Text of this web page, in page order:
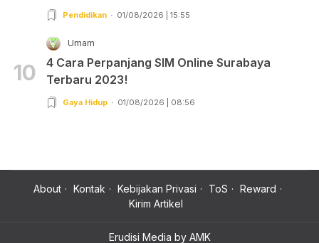
Pendidikan 01/08/2026 | 15:55
10
Umam
4 Cara Perpanjang SIM Online Surabaya
Terbaru 2023!
Gaya Hidup 01/08/2026 | 08:56
About Kontak Kebijakan Privasi ToS
Reward
Kirim Artikel
Erudisi Media by AMK